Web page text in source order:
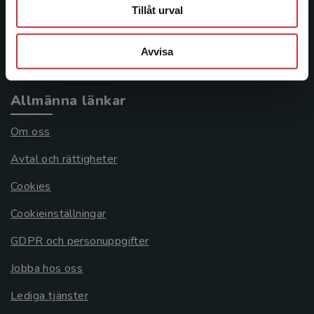
Tillåt urval
Avvisa
Köpvillkor
Allmänna länkar
Om oss
Avtal och rättigheter
Cookies
Cookieinställningar
GDPR och personuppgifter
Jobba hos oss
Lediga tjänster